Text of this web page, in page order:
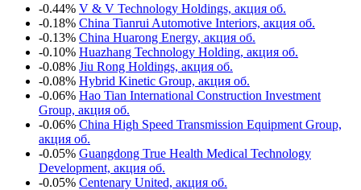
-0.44% V & V Technology Holdings, акция об.
-0.18% China Tianrui Automotive Interiors, акция об.
-0.13% China Huarong Energy, акция об.
-0.10% Huazhang Technology Holding, акция об.
-0.08% Jiu Rong Holdings, акция об.
-0.08% Hybrid Kinetic Group, акция об.
-0.06% Hao Tian International Construction Investment
Group, акция об.
-0.06% China High Speed Transmission Equipment Group,
акция об.
-0.05% Guangdong True Health Medical Technology
Development, акция об.
-0.05% Centenary United, акция об.